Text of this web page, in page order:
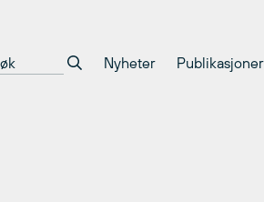
Nyheter Publikasjoner